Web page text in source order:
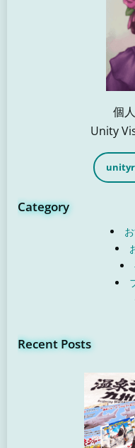
個
Unity
Category
Recent Posts